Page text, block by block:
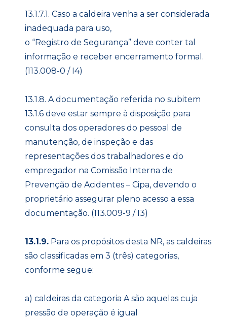
13.1.7.1. Caso a caldeira venha a ser considerada
inadequada para uso,
o “Registro de Segurança” deve conter tal
informação e receber encerramento formal.
(113.008-0 / I4)
13.1.8. A documentação referida no subitem
13.1.6 deve estar sempre à disposição para
consulta dos operadores do pessoal de
manutenção, de inspeção e das
representações dos trabalhadores e do
empregador na Comissão Interna de
Prevenção de Acidentes – Cipa, devendo o
proprietário assegurar pleno acesso a essa
documentação. (113.009-9 / I3)
13.1.9.Para os propósitos desta NR, as caldeiras
são classificadas em 3 (três) categorias,
conforme segue:
a) caldeiras da categoria A são aquelas cuja
pressão de operação é igual